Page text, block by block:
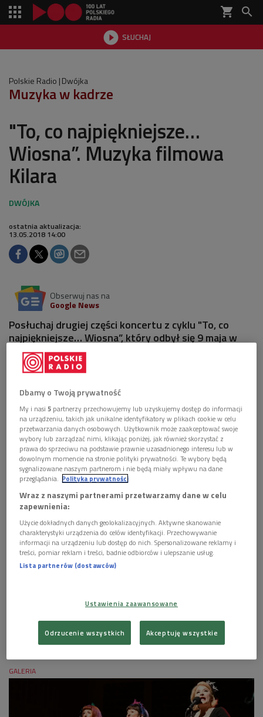
shopping_cart 
 SŁUCHAJ

Polskie Radio Dwójka
Muzyka w kadrze
"To, co najpiękniejsze…
Wiosna”. Muzyka filmowa
Kilara
ostatnia aktualizacja:
13.05.2018 14:00
Obserwuj nas na
Google News
Posłuchaj drugiej części koncertu z cyklu "To, co
najpiękniejsze… Wiosna”, który odbył się 9 maja w
Studiu Koncertowym PR im. W. Lutosławskiego w
Warszawie.
AUDIO 1 plik
 56'46 
"To, co najpiękniejsze… Wiosna”. Muzyka filmowa
Kilara (Muzyka w kadrze/Dwójka)
W drugiej części koncertu "To, co najpiękniejsze... - Wiosna" zabrzmiała
muzyka filmowa skomponowana przez Wojciecha Kilara w wykonaniu Polskiej
GALERIA
Dbamy o Twoją prywatność
My i nasi5 partnerzy przechowujemy lub uzyskujemy dostęp do informacji
na urządzeniu, takich jak unikalne identyfikatory w plikach cookie w celu
przetwarzania danych osobowych. Użytkownik może zaakceptować swoje
wybory lub zarządzać nimi, klikając poniżej, jak również skorzystać z
prawa do sprzeciwu na podstawie prawnie uzasadnionego interesu lub w
dowolnym momencie na stronie polityki prywatności. Te wybory będą
sygnalizowane naszym partnerom i nie będą miały wpływu na dane
przeglądania. Polityka prywatności
Wraz z naszymi partnerami przetwarzamy dane w celu
zapewnienia:
Użycie dokładnych danych geolokalizacyjnych. Aktywne skanowanie
charakterystyki urządzenia do celów identyfikacji. Przechowywanie
informacji na urządzeniu lub dostęp do nich. Spersonalizowane reklamy i
treści, pomiar reklam i treści, badnie odbiorców i ulepszanie usług.
Lista partnerów (dostawców)
Ustawienia zaawansowane
Odrzucenie wszystkich Akceptuję wszystkie